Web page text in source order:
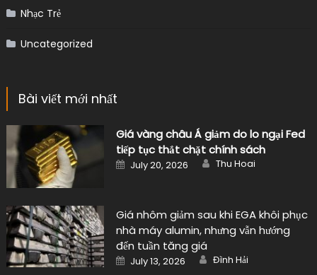
Nhạc Trẻ
Uncategorized
Bài viết mới nhất
Giá vàng châu Á giảm do lo ngại Fed
tiếp tục thắt chặt chính sách
Posted
on
July 20, 2026 Author
Thu Hoai
Giá nhôm giảm sau khi EGA khôi phục
nhà máy alumin, nhưng vẫn hướng
đến tuần tăng giá
Posted
on
July 13, 2026 Author
Đình Hải